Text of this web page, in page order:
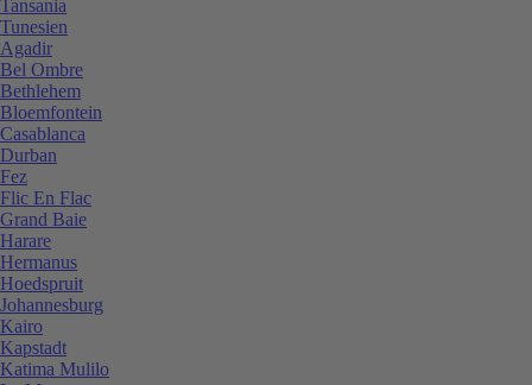
Tansania
Tunesien
Agadir
Bel Ombre
Bethlehem
Bloemfontein
Casablanca
Durban
Fez
Flic En Flac
Grand Baie
Harare
Hermanus
Hoedspruit
Johannesburg
Kairo
Kapstadt
Katima Mulilo